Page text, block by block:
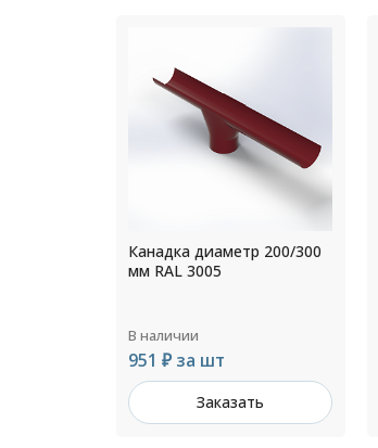
Канадка диаметр 300/350
мм RAL 9003
В наличии
13 300 ₽ за шт
Заказать